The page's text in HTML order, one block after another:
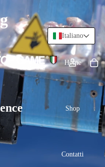
Home
Shop
Contatti
Italiano